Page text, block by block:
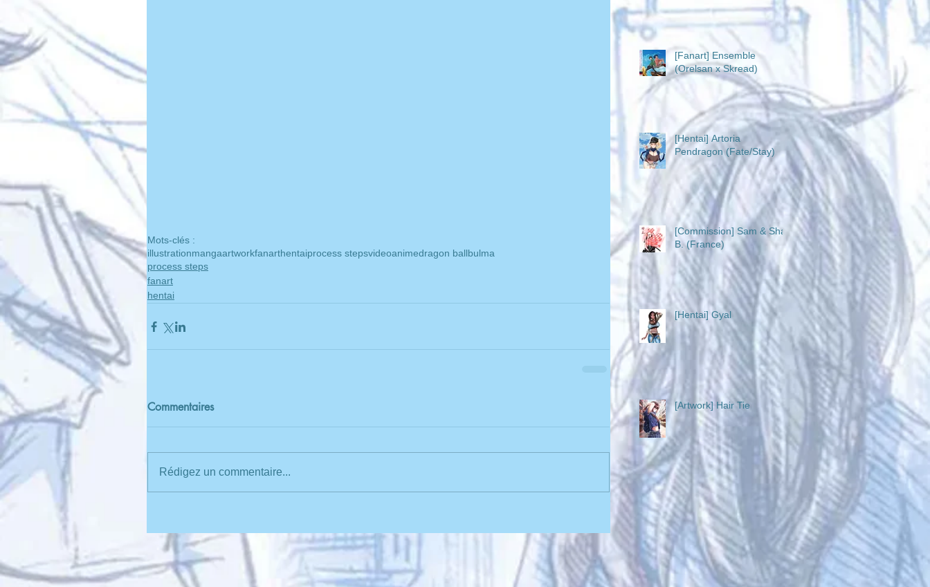
Mots-clés :
illustrationmangaartworkfanarthentaiprocess stepsvideoanimedragon ballbulma
process steps
fanart
hentai
Commentaires
Rédigez un commentaire...
[Fanart] Ensemble
(Orelsan x Skread)
[Hentai] Artoria
Pendragon (Fate/Stay)
[Commission] Sam & Sha
B. (France)
[Hentai] Gyal
[Artwork] Hair Tie